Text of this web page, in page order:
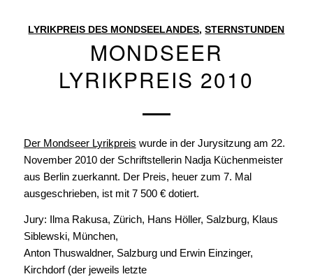
LYRIKPREIS DES MONDSEELANDES,STERNSTUNDEN
MONDSEER
LYRIKPREIS 2010
Der Mondseer Lyrikpreis wurde in der Jurysitzung am 22.
November 2010 der Schriftstellerin Nadja Küchenmeister
aus Berlin zuerkannt. Der Preis, heuer zum 7. Mal
ausgeschrieben, ist mit 7 500 € dotiert.
Jury: Ilma Rakusa, Zürich, Hans Höller, Salzburg, Klaus
Siblewski, München,
Anton Thuswaldner, Salzburg und Erwin Einzinger,
Kirchdorf (der jeweils letzte